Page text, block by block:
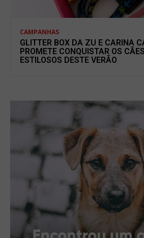
CAMPANHAS
GLITTER BOX DA ZU E CARINA
PROMETE CONQUISTAR OS
ESTILOSOS DESTE VERÃO